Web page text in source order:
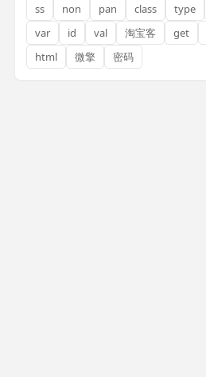
ss non pan class type
var
id val 淘宝客 get
html
微擎 密码